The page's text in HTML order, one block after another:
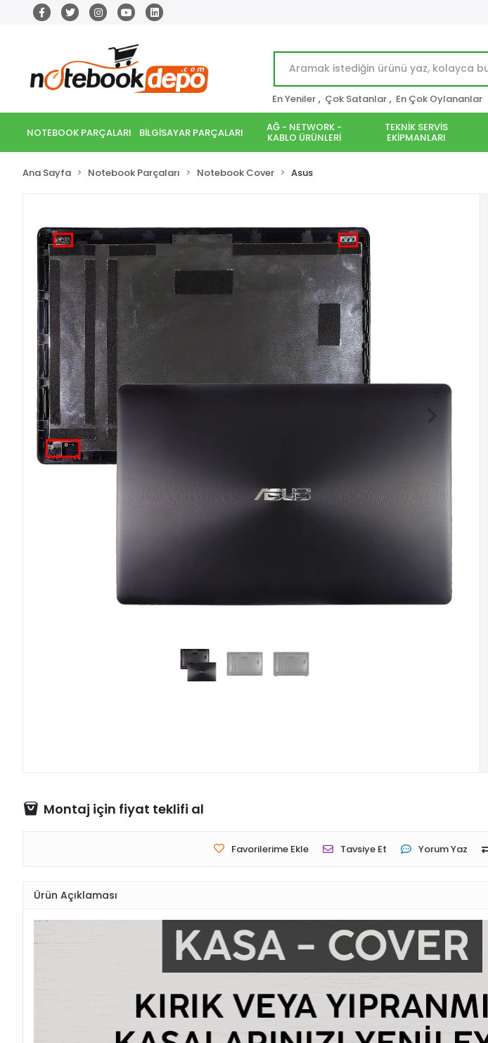
En Yeniler , Çok Satanlar , En Çok Oylananlar
NOTEBOOK PARÇALARI BİLGİSAYAR PARÇALARI AĞ - NETWORK -
KABLO ÜRÜNLERİ
TEKNİK SERVİS
EKİPMANLARI
Ana Sayfa Notebook Parçaları Notebook Cover Asus
Montaj için fiyat teklifi al
Favorilerime Ekle Tavsiye Et Yorum Yaz
Ürün Açıklaması